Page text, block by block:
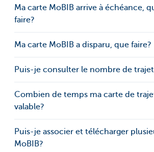
Ma carte MoBIB arrive à échéance,
faire?
Ma carte MoBIB a disparu, que faire?
Puis-je consulter le nombre de
Combien de temps ma carte de
valable?
Puis-je associer et télécharger
MoBIB?